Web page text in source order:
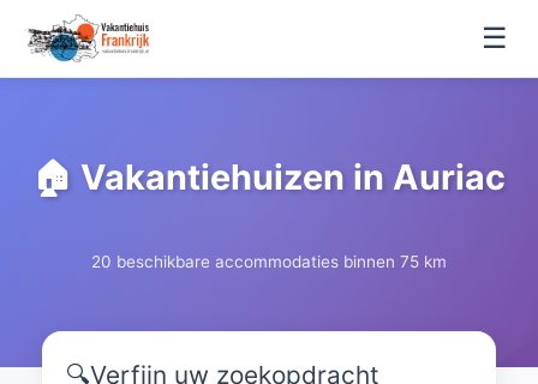
☰
🏠 Vakantiehuizen in Auriac
20 beschikbare accommodaties binnen 75 km
🔍Verfijn uw zoekopdracht